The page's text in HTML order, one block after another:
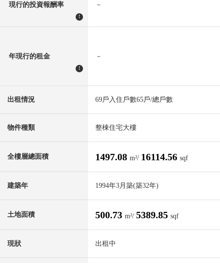
現行的投資報酬率
!
－
年現行的租金
!
－
出租情況 69戶入住戶數65戶/總戶數
物件種類 整棟住宅大樓
全樓層總面積 1497.08 m²/ 16114.56 sqf
建築年 1994年3月築(築32年)
土地面積 500.73 m²/ 5389.85 sqf
現狀 出租中